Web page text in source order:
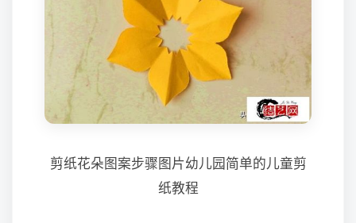
剪纸花朵图案步骤图片幼儿园简单的儿童剪
纸教程